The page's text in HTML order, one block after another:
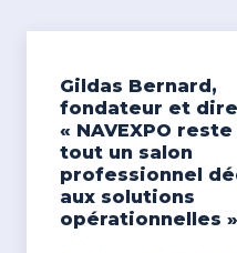
Gildas Bernard,
fondateur et
« NAVEXPO
tout un salon
professionnel
aux solutions
opérationnelles